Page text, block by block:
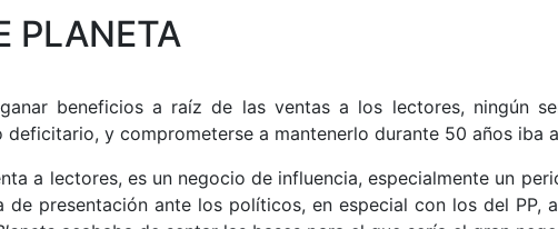
PLANETA
beneficios a raíz de las ventas a los lectores, ningún
deficitario, y comprometerse a mantenerlo durante 50 años iba
a lectores, es un negocio de influencia, especialmente un
presentación ante los políticos, en especial con los del PP,